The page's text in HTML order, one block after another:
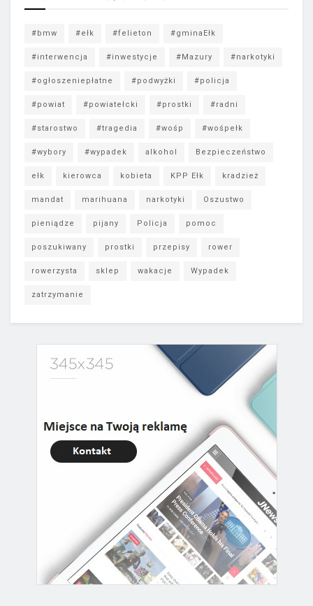
#bmw #ełk #felieton #gminaEłk
#interwencja #inwestycje #Mazury #narkotyki
#ogłoszeniepłatne #podwyżki #policja
#powiat #powiatełcki #prostki #radni
#starostwo #tragedia #wośp #wośpełk
#wybory #wypadek alkohol Bezpieczeństwo
ełk kierowca kobieta KPP Ełk kradzież
mandat marihuana narkotyki Oszustwo
pieniądze pijany Policja pomoc
poszukiwany prostki przepisy rower
rowerzysta sklep wakacje Wypadek
zatrzymanie